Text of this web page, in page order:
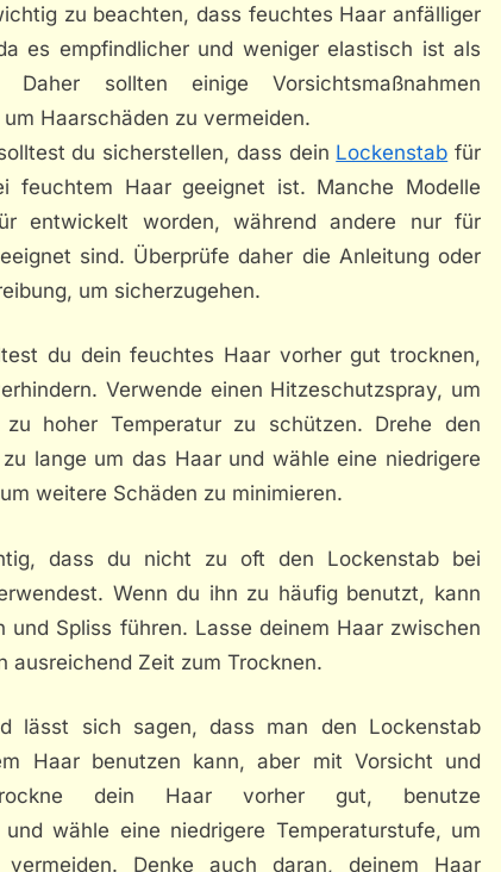
zu beachten, dass feuchtes Haar anfälliger
es empfindlicher und weniger elastisch ist als
Daher sollten einige Vorsichtsmaßnahmen
Haarschäden zu vermeiden.
du sicherstellen, dass dein Lockenstab für
feuchtem Haar geeignet ist. Manche Modelle
entwickelt worden, während andere nur für
sind. Überprüfe daher die Anleitung oder
um sicherzugehen.
du dein feuchtes Haar vorher gut trocknen,
Verwende einen Hitzeschutzspray, um
hoher Temperatur zu schützen. Drehe den
lange um das Haar und wähle eine niedrigere
weitere Schäden zu minimieren.
dass du nicht zu oft den Lockenstab bei
Wenn du ihn zu häufig benutzt, kann
und Spliss führen. Lasse deinem Haar zwischen
ausreichend Zeit zum Trocknen.
lässt sich sagen, dass man den Lockenstab
Haar benutzen kann, aber mit Vorsicht und
dein Haar vorher gut, benutze
wähle eine niedrigere Temperaturstufe, um
vermeiden. Denke auch daran, deinem Haar